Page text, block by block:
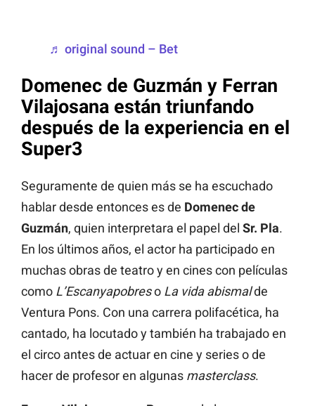
♬ original sound – Bet
Domenec de Guzmán y Ferran
Vilajosana están triunfando
después de la experiencia en el
Super3
Seguramente de quien más se ha escuchado
hablar desde entonces es de Domenec de
Guzmán, quien interpretara el papel del Sr. Pla.
En los últimos años, el actor ha participado en
muchas obras de teatro y en cines con películas
como L’Escanyapobreso La vida abismalde
Ventura Pons. Con una carrera polifacética, ha
cantado, ha locutado y también ha trabajado en
el circo antes de actuar en cine y series o de
hacer de profesor en algunas masterclass.